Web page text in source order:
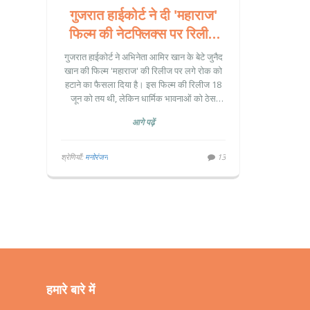
गुजरात हाईकोर्ट ने दी 'महाराज'
फिल्म की नेटफ्लिक्स पर रिलीज
को मंजूरी
गुजरात हाईकोर्ट ने अभिनेता आमिर खान के बेटे जुनैद
खान की फिल्म 'महाराज' की रिलीज पर लगे रोक को
हटाने का फैसला दिया है। इस फिल्म की रिलीज 18
जून को तय थी, लेकिन धार्मिक भावनाओं को ठेस
ने बताया कि फिल्म में ऐसा कोई आपत्तिजनक कंटेंट
आगे पढ़ें
श्रेणियाँ: मनोरंजन 13
हमारे बारे में